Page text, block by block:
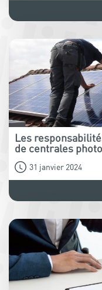
Les
de centrales
31 janvier 2024